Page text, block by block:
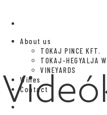
content
About us
TOKAJ PINCE KFT.
TOKAJ-HEGYALJA
VINEYARDS
Wines
Contact